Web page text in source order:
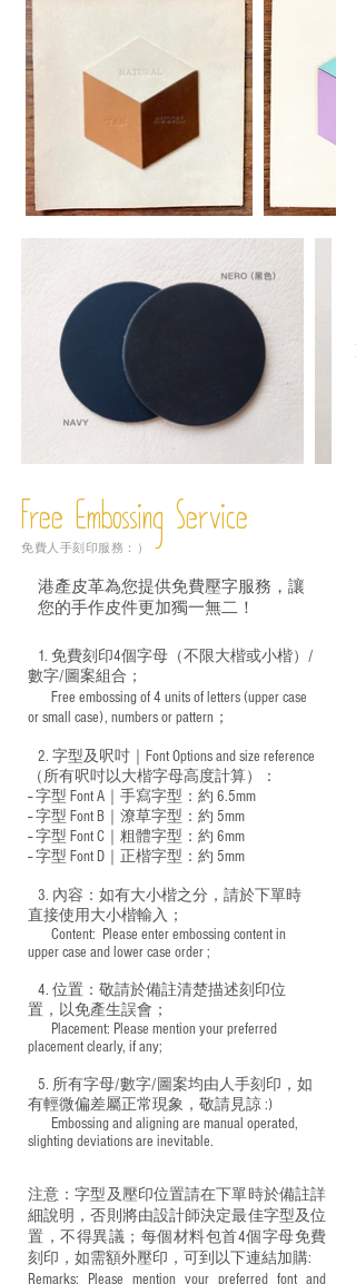
Free Embossing Service
免費人手刻印服務：）
港產皮革為您提供免費壓字服務，讓
您的手作皮件更加獨一無二！
1. 免費刻印4個字母（不限大楷或小楷）/
數字/圖案組合；
Free embossing of 4 units of letters (upper case
or small case), numbers or pattern；
2. 字型及呎吋｜ Font Options and size reference
（所有呎吋以大楷字母高度計算）：
-- 字型 Font A｜手寫字型：約 6.5mm
-- 字型 Font B｜潦草字型： 約 5mm
-- 字型 Font C｜粗體字型：約 6mm
-- 字型 Font D｜正楷字型： 約 5mm
3. 內容：如有大小楷之分，請於下單時
直接使用大小楷輸入；
​ Content: Please enter embossing content in
upper case and lower case order ;
4. 位置：敬請於備註清楚描述刻印位
置，以免產生誤會；
​ Placement: Please mention your preferred
placement clearly, if any;
5. 所有字母/數字/圖案均由人手刻印，如
有輕微偏差屬正常現象，敬請見諒 :)
​ Embossing and aligning are manual operated,
slighting deviations are inevitable.
注意：字型及壓印位置請在下單時於備註詳
細說明，否則將由設計師決定最佳字型及位
置，不得異議；每個材料包首4個字母免費
刻印，如需額外壓印，可到以下連結加購:
Remarks: Please mention your preferred font and